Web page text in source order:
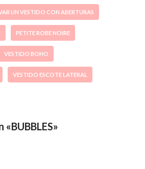
UN VESTIDO CON ABERTURAS
PETITE ROBE NOIRE
VESTIDO BOHO
VESTIDO ESCOTE LATERAL